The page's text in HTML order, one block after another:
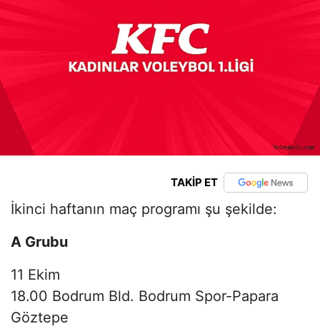
TAKİP ET
İkinci haftanın maç programı şu şekilde:
A Grubu
11 Ekim
18.00 Bodrum Bld. Bodrum Spor-Papara
Göztepe